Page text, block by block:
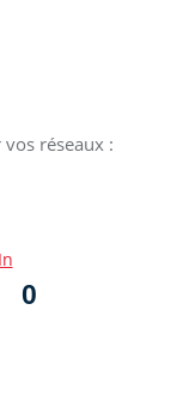
réseaux :
0